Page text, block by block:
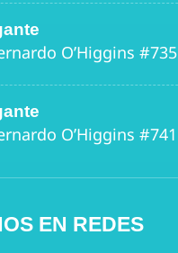
O’Higgins #735
O’Higgins #741
EN REDES